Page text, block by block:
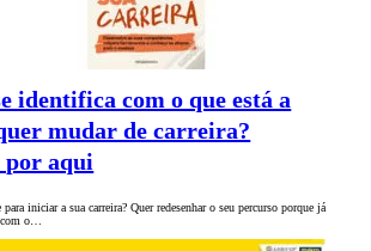
identifica com o que está a
mudar de carreira?
por aqui
para iniciar a sua carreira? Quer redesenhar o seu percurso porque já
com o…